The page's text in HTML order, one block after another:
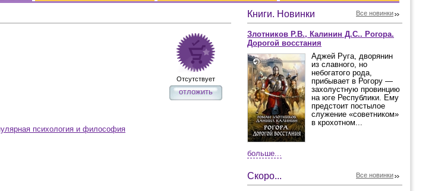
психология и философия
Отсутствует
отложить
Книги. Новинки Все новинки
Злотников Р.В., Калинин Д.С.. Рогора.
Дорогой восстания
Аджей Руга, дворянин
из славного, но
небогатого рода,
прибывает в Рогору —
захолустную провинцию
на юге Республики. Ему
предстоит постылое
служение «советником»
в крохотном...
больше...
Скоро... Все новинки